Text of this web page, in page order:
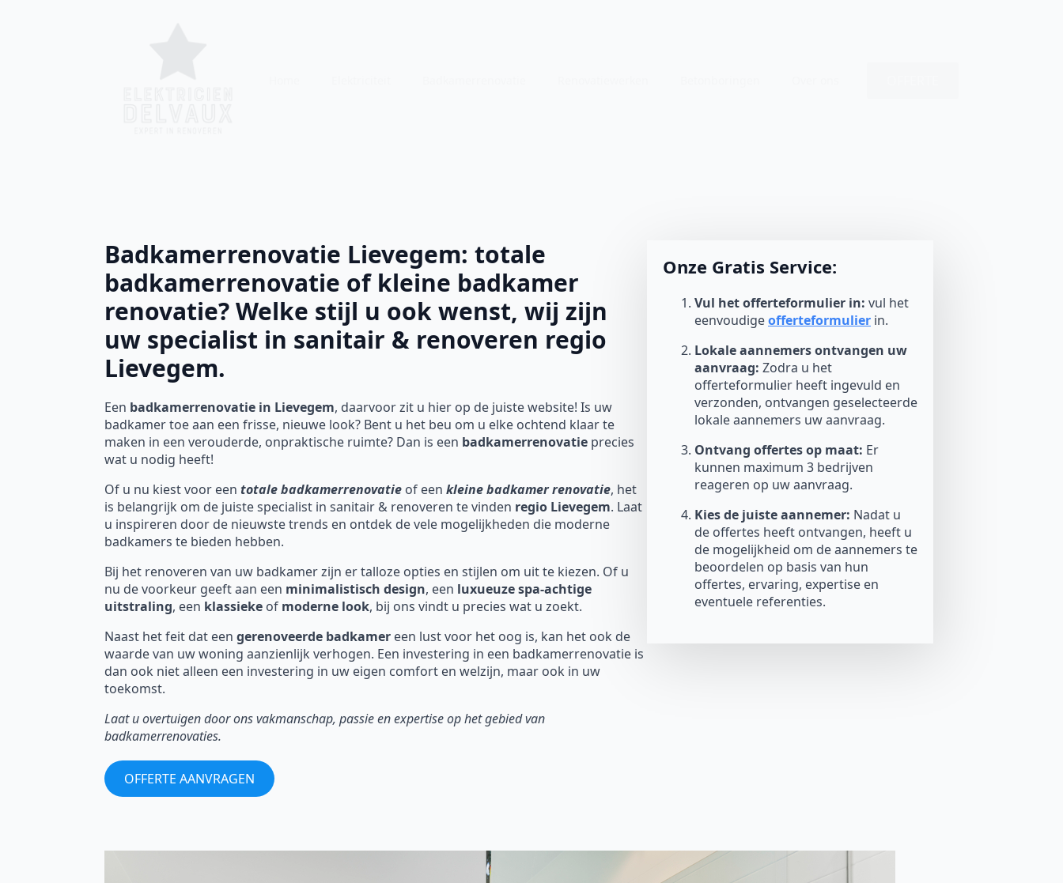
Badkamerrenovatie Lievegem: totale
badkamerrenovatie of kleine badkamer
renovatie? Welke stijl u ook wenst, wij zijn
uw specialist in sanitair & renoveren regio
Lievegem.
Een badkamerrenovatie in Lievegem, daarvoor zit u hier op de juiste website! Is uw
badkamer toe aan een frisse, nieuwe look? Bent u het beu om u elke ochtend klaar te
maken in een verouderde, onpraktische ruimte? Dan is een badkamerrenovatie precies
wat u nodig heeft!
Of u nu kiest voor een totale badkamerrenovatie of een kleine badkamer renovatie, het
is belangrijk om de juiste specialist in sanitair & renoveren te vinden regio Lievegem. Laat
u inspireren door de nieuwste trends en ontdek de vele mogelijkheden die moderne
badkamers te bieden hebben.
Bij het renoveren van uw badkamer zijn er talloze opties en stijlen om uit te kiezen. Of u
nu de voorkeur geeft aan een minimalistisch design, een luxueuze spa-achtige
uitstraling, een klassieke of moderne look, bij ons vindt u precies wat u zoekt.
Naast het feit dat een gerenoveerde badkamer een lust voor het oog is, kan het ook de
waarde van uw woning aanzienlijk verhogen. Een investering in een badkamerrenovatie is
dan ook niet alleen een investering in uw eigen comfort en welzijn, maar ook in uw
toekomst.
Laat u overtuigen door ons vakmanschap, passie en expertise op het gebied van
badkamerrenovaties.
OFFERTE AANVRAGEN
Onze Gratis Service:
Vul het offerteformulier in: vul het
eenvoudigeofferteformulier in.
Lokale aannemers ontvangen uw
aanvraag: Zodra u het
offerteformulier heeft ingevuld en
verzonden, ontvangen geselecteerde
lokale aannemers uw aanvraag.
Ontvang offertes op maat: Er
kunnen maximum 3 bedrijven
reageren op uw aanvraag.
Kies de juiste aannemer: Nadat u
de offertes heeft ontvangen, heeft u
de mogelijkheid om de aannemers te
beoordelen op basis van hun
offertes, ervaring, expertise en
eventuele referenties.